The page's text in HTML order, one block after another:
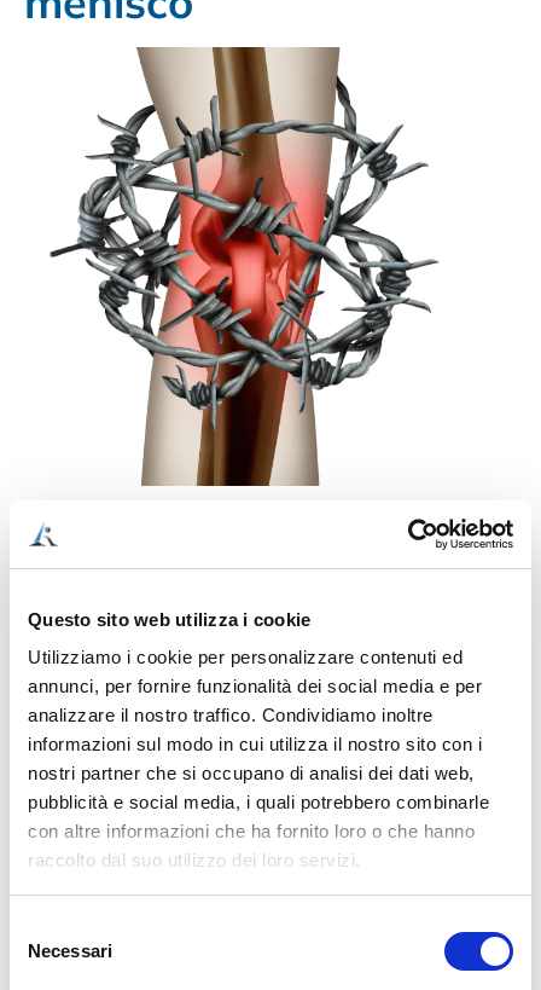
Questo sito web utilizza i cookie
Utilizziamo i cookie per personalizzare contenuti ed
annunci, per fornire funzionalità dei social media e per
analizzare il nostro traffico. Condividiamo inoltre
informazioni sul modo in cui utilizza il nostro sito con i
nostri partner che si occupano di analisi dei dati web,
pubblicità e social media, i quali potrebbero combinarle
con altre informazioni che ha fornito loro o che hanno
raccolto dal suo utilizzo dei loro servizi.
delNecessari
In caso di infiammazione del menisco acuta,le
cose da fare sono assolutamente le solite:
farsi eventualmente prescrivere anti
infiammatori se il dolore è forte
Di fatto, non c’è molto altro.
In caso di infiammazione cronica, ovvero di
dolore che si ripresenta di frequente, è invece
necessario migliorare la meccanica del
Se il menisco ti si continua ad infiammare,